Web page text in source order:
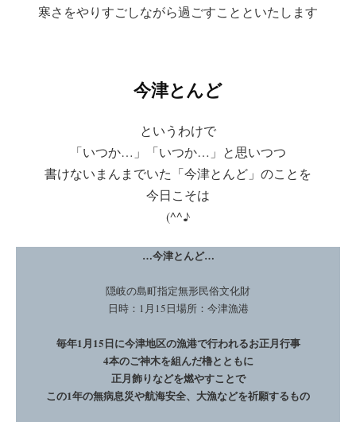
寒さをやりすごしながら過ごすことといたします
今津とんど
というわけで
「いつか…」「いつか…」と思いつつ
書けないまんまでいた「今津とんど」のことを
今日こそは
(^^♪
…今津とんど…
隠岐の島町指定無形民俗文化財
日時：1月15日場所：今津漁港
毎年1月15日に今津地区の漁港で行われるお正月行事
4本のご神木を組んだ櫓とともに
正月飾りなどを燃やすことで
この1年の無病息災や航海安全、大漁などを祈願するもの